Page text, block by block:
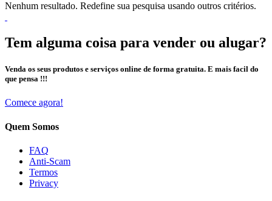
Nenhum resultado. Redefine sua pesquisa usando outros critérios.
Tem alguma coisa para vender ou alugar?
Venda os seus produtos e serviços online de forma gratuita. E mais facil do
que pensa !!!
Comece agora!
Quem Somos
FAQ
Anti-Scam
Termos
Privacy